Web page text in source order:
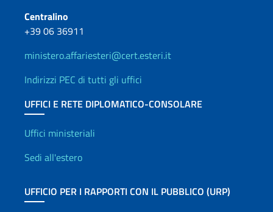
Centralino
+39 06 36911
ministero.affariesteri@cert.esteri.it
Indirizzi PEC di tutti gli uffici
UFFICI E RETE DIPLOMATICO-CONSOLARE
Uffici e Rete diplomatica
Uffici ministeriali
Sedi all'estero
UFFICIO PER I RAPPORTI CON IL PUBBLICO (URP)